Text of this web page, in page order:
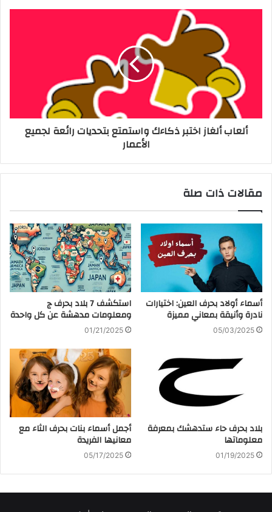
ألعاب ألغاز اختبر ذكاءك واستمتع بتحديات رائعة لجميع
الأعمار
مقالات ذات صلة
أسماء أولاد بحرف العين: اختيارات
نادرة وأنيقة بمعاني مميزة
05/03/2025
استكشف 7 بلاد بحرف ج
ومعلومات مدهشة عن كل واحدة
01/21/2025
بلاد بحرف حاء ستدهشك بمعرفة
معلوماتها
01/19/2025
أجمل أسماء بنات بحرف الثاء مع
معانيها الفريدة
05/17/2025